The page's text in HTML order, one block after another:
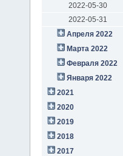
2022-05-30
2022-05-31
Апреля 2022
Марта 2022
Февраля 2022
Января 2022
2021
2020
2019
2018
2017